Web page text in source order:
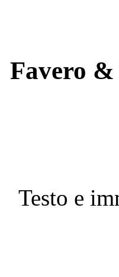
Favero
Testo e